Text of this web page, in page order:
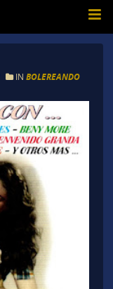
IN BOLEREANDO